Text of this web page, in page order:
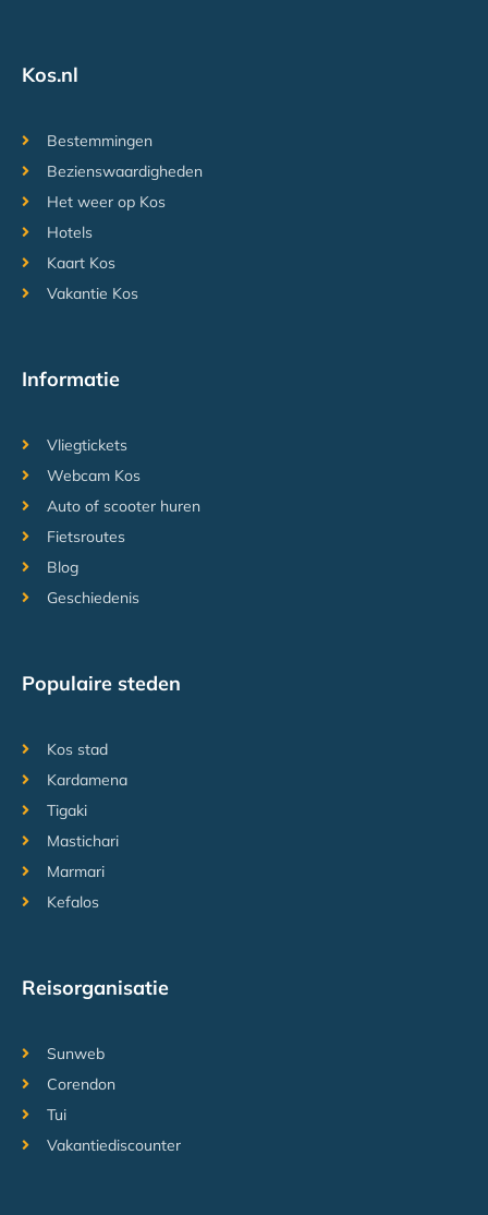
Kos.nl
Bestemmingen
Bezienswaardigheden
Het weer op Kos
Hotels
Kaart Kos
Vakantie Kos
Informatie
Vliegtickets
Webcam Kos
Auto of scooter huren
Fietsroutes
Blog
Geschiedenis
Populaire steden
Kos stad
Kardamena
Tigaki
Mastichari
Marmari
Kefalos
Reisorganisatie
Sunweb
Corendon
Tui
Vakantiediscounter